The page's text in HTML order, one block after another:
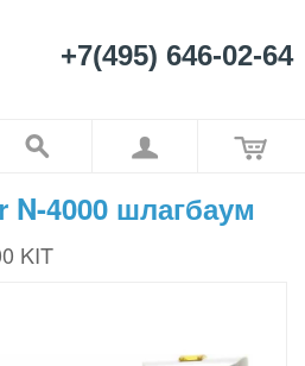
+7(495) 646-02-64
N-4000 шлагбаум
KIT